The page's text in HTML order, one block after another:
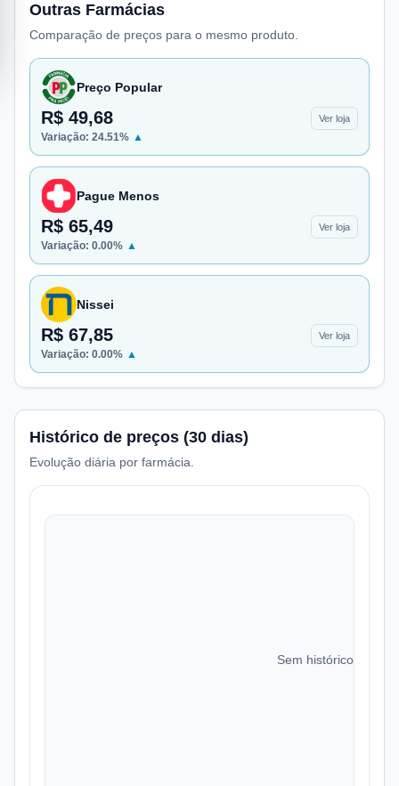
Outras Farmácias
Comparação de preços para o mesmo produto.
Preço Popular
R$ 49,68 Ver loja
Variação: 24.51% ▲
Pague Menos
R$ 65,49 Ver loja
Variação: 0.00% ▲
Nissei
R$ 67,85 Ver loja
Variação: 0.00% ▲
Histórico de preços (30 dias)
Evolução diária por farmácia.
Sem histórico de